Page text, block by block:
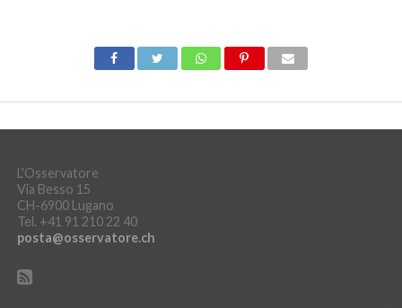
L'Osservatore
Via Besso 15
CH-6900 Lugano
Tel. +41 91 210 22 40
posta@osservatore.ch